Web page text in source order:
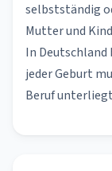
selbstständig
Mutter und
In
jeder Geburt
Beruf